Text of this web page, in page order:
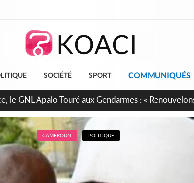
SOCIÉTÉ SPORT COMMUNIQUÉS
constitutionnelle en gestation, points clés
CAMEROUN POLITIQUE